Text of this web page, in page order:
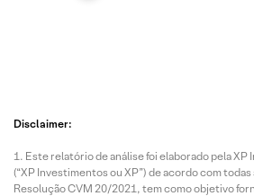
Disclaimer:
Este relatório de análise foi elaborado pela
(“XP Investimentos ou XP”) de acordo com
Resolução CVM 20/2021, tem como objetivo